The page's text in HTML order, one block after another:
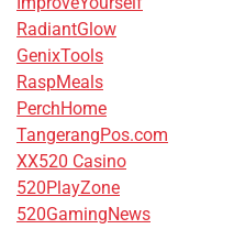
RadiantGlow
GenixTools
RaspMeals
PerchHome
TangerangPos.com
XX520 Casino
520PlayZone
520GamingNews